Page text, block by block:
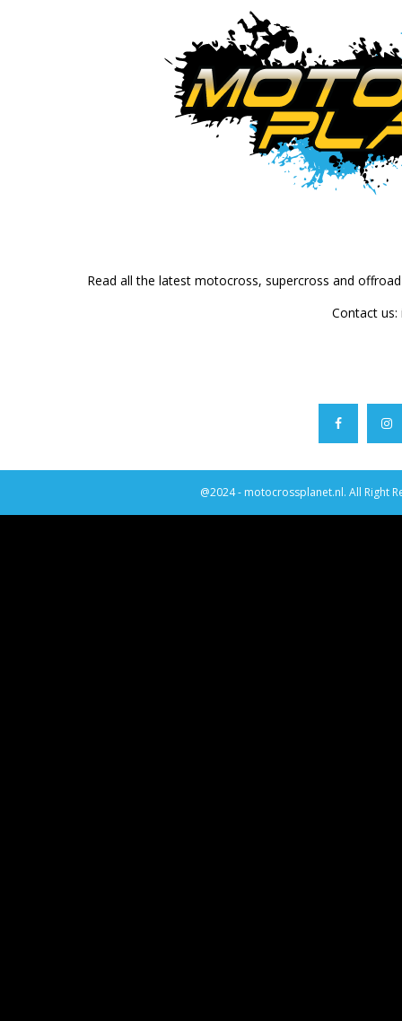
Read all the latest motocross, supercross and
Contact us:
@2024 - motocrossplanet.nl. All Right